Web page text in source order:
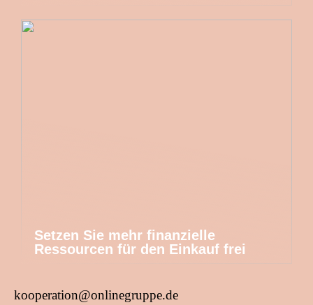
Setzen Sie mehr finanzielle
Ressourcen für den Einkauf frei
kooperation@onlinegruppe.de